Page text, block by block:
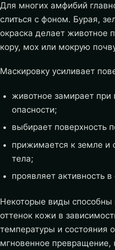
Для многих амфибий
слиться с фоном. Бурая,
окраска делает животное
кору, мох или мокрую
Маскировку усиливает
животное замирает при
опасности;
выбирает поверхность
прижимается к земле и
тела;
проявляет активность
Некоторые виды способны
оттенок кожи в
температуры и состояния
мгновенное превращение,